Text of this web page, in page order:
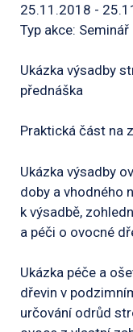
25.11.2018 -
Typ akce: Seminář
Ukázka výsadby
přednáška
Praktická část na
Ukázka výsadby
doby a vhodného
k výsadbě,
a péči o ovocné
Ukázka péče a
dřevin v
určování odrůd